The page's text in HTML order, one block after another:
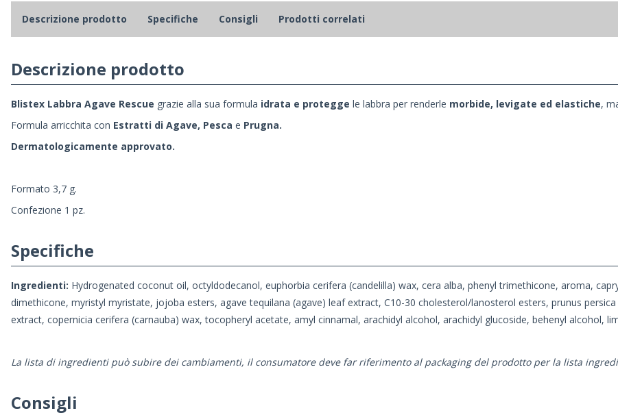
Descrizione prodotto Specifiche Consigli Prodotti correlati
Descrizione prodotto
Blistex Labbra Agave Rescue grazie alla sua formula idrata e protegge le labbra per renderle morbide, levigate ed elastiche,
Formula arricchita con Estratti di Agave, Pesca e Prugna.
Dermatologicamente approvato.
Formato 3,7 g.
Confezione 1 pz.
Specifiche
Ingredienti: Hydrogenated coconut oil, octyldodecanol, euphorbia cerifera (candelilla) wax, cera alba, phenyl trimethicone, aroma,
dimethicone, myristyl myristate, jojoba esters, agave tequilana (agave) leaf extract, C10-30 cholesterol/lanosterol esters, prunus
extract, copernicia cerifera (carnauba) wax, tocopheryl acetate, amyl cinnamal, arachidyl alcohol, arachidyl glucoside, behenyl alcohol,
La lista di ingredienti può subire dei cambiamenti, il consumatore deve far riferimento al packaging del prodotto per la lista
Consigli